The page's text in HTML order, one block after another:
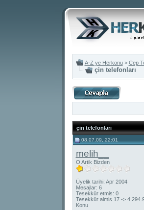
A-Z ye Herkonu > Cep
çin telefonları
çin telefonları
08.07.09, 22:01
melih__
O Artik Bizden
Üyelik tarihi: Apr 2004
Mesajlar: 6
Tesekkür etmis: 0
Tesekkür almis 17 ->
Konu